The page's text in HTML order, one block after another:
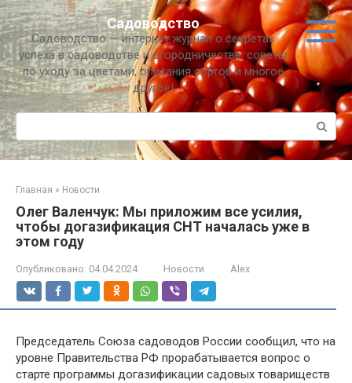
Перейти
к
контенту
Садоводство
Садоводство — интернет журнал о секретах
успеха в садоводстве и огородничестве, советы
по уходу за цветами, описания сортов и многое
другое!
Поиск:
Главная » Новости
Олег Валенчук: Мы приложим все усилия,
чтобы догазификация СНТ началась уже в
этом году
Опубликовано: 04.04.2024 Новости Alex
Председатель Союза садоводов России сообщил, что на
уровне Правительства РФ прорабатывается вопрос о
старте программы догазификации садовых товариществ